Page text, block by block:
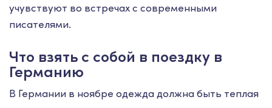
учувствуют во встречах с современными
писателями.
Что взять с собой в поездку в
Германию
В Германии в ноябре одежда должна быть теплая